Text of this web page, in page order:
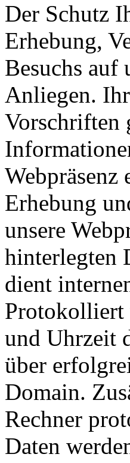
Der Schutz
Erhebung,
Besuchs auf
Anliegen.
Vorschriften
Webpräsenz
Erhebung
unsere
hinterlegten
dient
Protokolliert
und Uhrzeit
über
Domain.
Rechner
Daten